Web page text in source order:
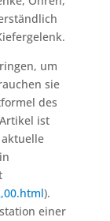
um
sie
des
ist
).
einer